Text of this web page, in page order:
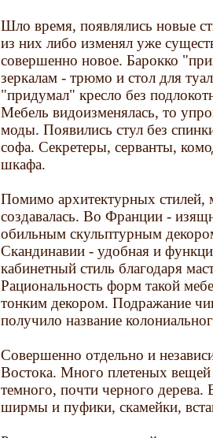
Шло время, появлялись новые
из них либо изменял уже
совершенно новое. Барокко
зеркалам - трюмо и стол для
"придумал" кресло без
Мебель видоизменялась, то
моды. Появились стул без
софа. Секретеры, серванты,
шкафа.
Помимо архитектурных стилей,
создавалась. Во Франции -
обильным скульптурным
Скандинавии - удобная и
кабинетный стиль благодаря
Рациональность форм такой
тонким декором. Подражание
получило название
Совершенно отдельно и
Востока. Много плетеных вещей
темного, почти черного дерева.
ширмы и пуфики, скамейки,